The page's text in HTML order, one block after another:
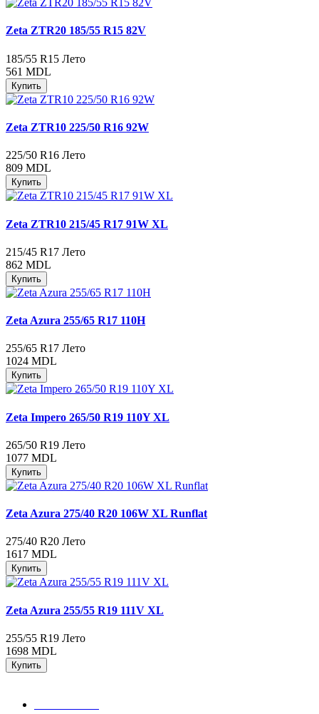
Zeta ZTR20 185/55 R15 82V
185/55 R15 Лето
561 MDL
Купить
Zeta ZTR10 225/50 R16 92W
225/50 R16 Лето
809 MDL
Купить
Zeta ZTR10 215/45 R17 91W XL
215/45 R17 Лето
862 MDL
Купить
Zeta Azura 255/65 R17 110H
255/65 R17 Лето
1024 MDL
Купить
Zeta Impero 265/50 R19 110Y XL
265/50 R19 Лето
1077 MDL
Купить
Zeta Azura 275/40 R20 106W XL Runflat
275/40 R20 Лето
1617 MDL
Купить
Zeta Azura 255/55 R19 111V XL
255/55 R19 Лето
1698 MDL
Купить